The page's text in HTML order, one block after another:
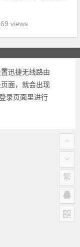
views
迅捷无线路由
面，就会出现
录页面里进行
繁